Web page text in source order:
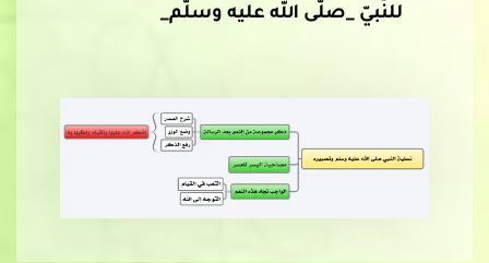
للنّبيّ _صلّى الله عليه وسلّم_